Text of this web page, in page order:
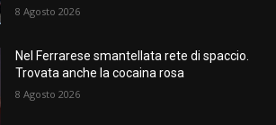
8 Agosto 2026
Nel Ferrarese smantellata rete di spaccio.
Trovata anche la cocaina rosa
8 Agosto 2026